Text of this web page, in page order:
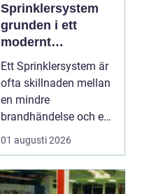
Sprinklersystem
grunden i ett
modernt
brandskydd
Ett Sprinklersystem är
ofta skillnaden mellan
en mindre
brandhändelse och en
total förlust av
byggna...
01 augusti 2026